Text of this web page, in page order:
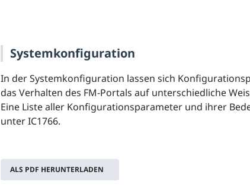
Systemkonfiguration
In der Systemkonfiguration lassen sich
das Verhalten des FM-Portals auf unterschiedliche
Eine Liste aller Konfigurationsparameter und ihrer
unter IC1766.
ALS PDF HERUNTERLADEN